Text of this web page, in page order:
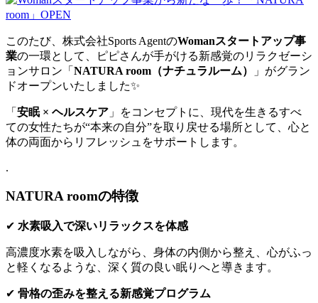
宮
が
「コ
コ
エ
ラ
ブ」
ベ
ン
ト
このたび、株式会社Sports AgentのWomanスタートアップ事
業の一環として、ピピさんが手がける新感覚のリラクゼーシ
ョンサロン「 NATURA room（ナチュラルーム）
」がグラン
ドオープンいたしました✨
「 安眠 × ヘルスケア 」をコンセプトに、現代を生きるすべ
ての女性たちが“本来の自分”を取り戻せる場所として、心と
体の両面からリフレッシュをサポートします。
.
NATURA roomの特徴
✔ 水素吸入で深いリラックスを体感
高濃度水素を吸入しながら、身体の内側から整え、心がふっ
と軽くなるような、深く質の良い眠りへと導きます。
✔ 骨格の歪みを整える新感覚プログラム